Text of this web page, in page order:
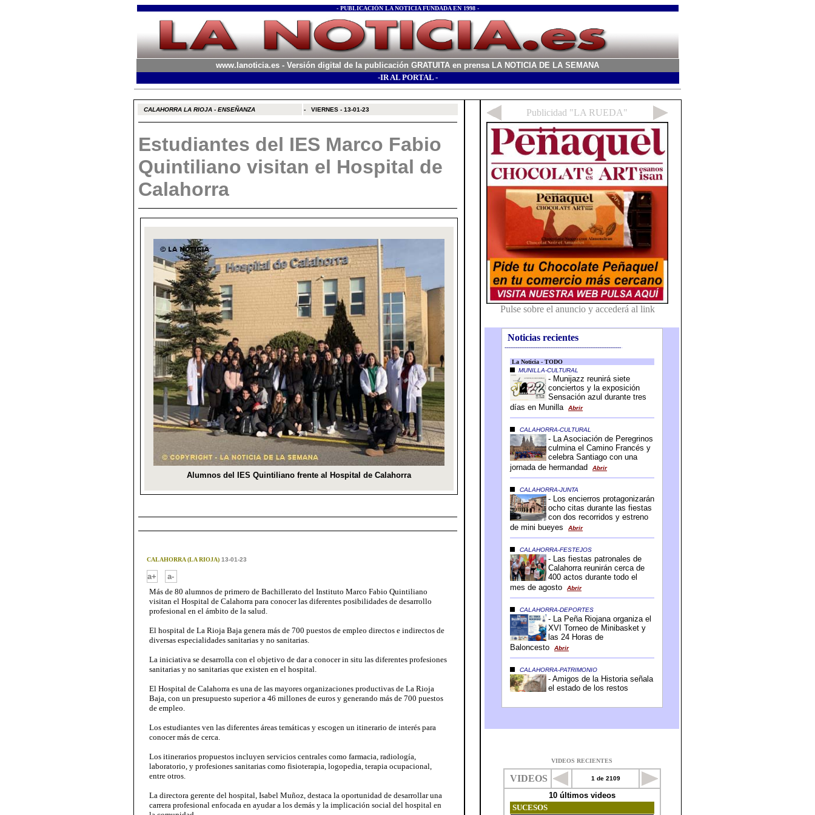
- PUBLICACIÓN LA NOTICIA FUNDADA EN 1998 -
www.lanoticia.es - Versión digital de la publicación GRATUITA en prensa LA NOTICIA DE LA SEMANA
-IR AL PORTAL -
CALAHORRA LA RIOJA - ENSEÑANZA - VIERNES - 13-01-23
Estudiantes del IES Marco Fabio
Quintiliano visitan el Hospital de
Calahorra
CALAHORRA (LA RIOJA)13-01-23
a+
a-
Más de 80 alumnos de primero de Bachillerato del Instituto Marco Fabio Quintiliano
visitan el Hospital de Calahorra para conocer las diferentes posibilidades de desarrollo
profesional en el ámbito de la salud.
El hospital de La Rioja Baja genera más de 700 puestos de empleo directos e indirectos de
diversas especialidades sanitarias y no sanitarias.
La iniciativa se desarrolla con el objetivo de dar a conocer in situ las diferentes profesiones
sanitarias y no sanitarias que existen en el hospital.
El Hospital de Calahorra es una de las mayores organizaciones productivas de La Rioja
Baja, con un presupuesto superior a 46 millones de euros y generando más de 700 puestos
de empleo.
Los estudiantes ven las diferentes áreas temáticas y escogen un itinerario de interés para
conocer más de cerca.
Los itinerarios propuestos incluyen servicios centrales como farmacia, radiología,
laboratorio, y profesiones sanitarias como fisioterapia, logopedia, terapia ocupacional,
entre otros.
La directora gerente del hospital, Isabel Muñoz, destaca la oportunidad de desarrollar una
carrera profesional enfocada en ayudar a los demás y la implicación social del hospital en
Noticias recientes
-----------------------------------------------------------------
VIDEOS RECIENTES